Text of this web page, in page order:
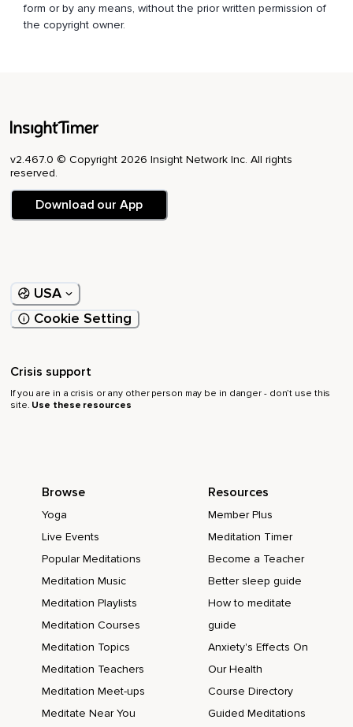
form or by any means, without the prior written permission of
the copyright owner.
v2.467.0 © Copyright 2026 Insight Network Inc. All rights
reserved.
Download our App
USA
Cookie Setting
Crisis support
If you are in a crisis or any other person may be in danger - don’t use this
site. Use these resources
Browse
Yoga
Live Events
Popular Meditations
Meditation Music
Meditation Playlists
Meditation Courses
Meditation Topics
Meditation Teachers
Meditation Meet-ups
Meditate Near You
Resources
Member Plus
Meditation Timer
Become a Teacher
Better sleep guide
How to meditate
guide
Anxiety's Effects On
Our Health
Course Directory
Guided Meditations